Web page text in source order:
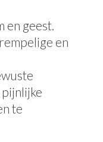
en geest.
en
te